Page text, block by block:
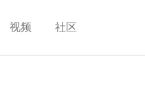
视频 社区